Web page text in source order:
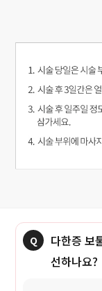
다한증 보
선하나요?